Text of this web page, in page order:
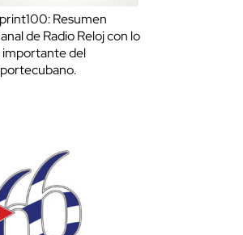
Resumen
de Radio Reloj con lo
importante del